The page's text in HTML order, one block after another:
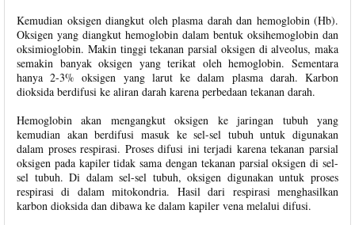
Kemudian oksigen diangkut oleh plasma darah dan hemoglobin (Hb).
Oksigen yang diangkut hemoglobin dalam bentuk oksihemoglobin dan
oksimioglobin. Makin tinggi tekanan parsial oksigen di alveolus, maka
semakin banyak oksigen yang terikat oleh hemoglobin. Sementara
hanya 2-3% oksigen yang larut ke dalam plasma darah. Karbon
dioksida berdifusi ke aliran darah karena perbedaan tekanan darah.
Hemoglobin akan mengangkut oksigen ke jaringan tubuh yang
kemudian akan berdifusi masuk ke sel-sel tubuh untuk digunakan
dalam proses respirasi. Proses difusi ini terjadi karena tekanan parsial
oksigen pada kapiler tidak sama dengan tekanan parsial oksigen di sel-
sel tubuh. Di dalam sel-sel tubuh, oksigen digunakan untuk proses
respirasi di dalam mitokondria. Hasil dari respirasi menghasilkan
karbon dioksida dan dibawa ke dalam kapiler vena melalui difusi.